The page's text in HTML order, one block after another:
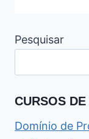
Pesquisar
CURSOS
Domínio de